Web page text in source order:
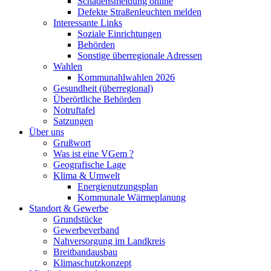
Defekte Straßenleuchten melden
Interessante Links
Soziale Einrichtungen
Behörden
Sonstige überregionale Adressen
Wahlen
Kommunahlwahlen 2026
Gesundheit (überregional)
Überörtliche Behörden
Notruftafel
Satzungen
Über uns
Grußwort
Was ist eine VGem ?
Geografische Lage
Klima & Umwelt
Energienutzungsplan
Kommunale Wärmeplanung
Standort & Gewerbe
Grundstücke
Gewerbeverband
Nahversorgung im Landkreis
Breitbandausbau
Klimaschutzkonzept